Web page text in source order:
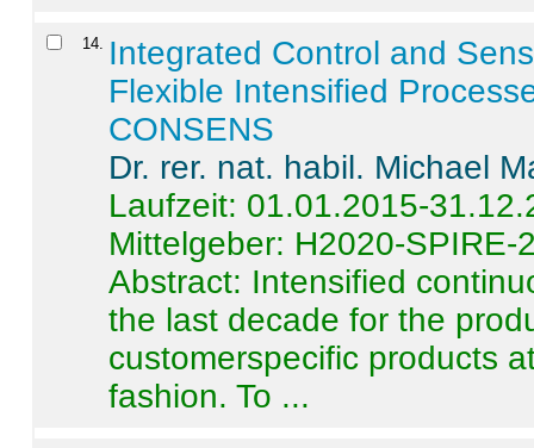
14
Integrated Control and
Flexible Intensified
CONSENS
Dr. rer. nat. habil. Michael
Laufzeit: 01.01.2015-
Mittelgeber: H2020-SPIRE-
Abstract: Intensified
the last decade for the
customerspecific products
fashion. To ...